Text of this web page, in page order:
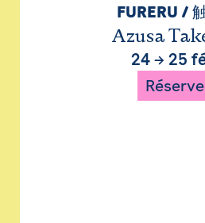
FURERU /
Azusa
24→ 25